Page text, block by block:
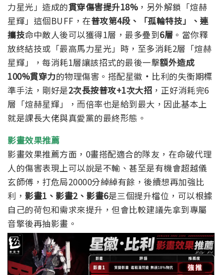
力星光」造成的貫穿傷害提升18%，另外解鎖「煊赫
星輝」這個BUFF，在普攻第4段、「孤輪特技」、連
攜技命中敵人後可以獲得1層，最多疊到6層 。當你釋
放終結技或「最高馬力星光」時，至多消耗2層「煊赫
星輝」，每消耗1層讓該招式的最後一擊額外造成
100%貫穿力的物理傷害。 搭配星徽·比利的失衡期標
準手法，剛好是2次長按普攻+1次大招 ，正好消耗完6
層「煊赫星輝」，而倍率也是給到最大，因此基本上
就是課長大佬與真愛黨的最終形態。
影畫效果推薦
影畫效果推薦方面，0畫搭配適合的隊友，在命破代理
人的傷害表現上可以說是不輸、甚至是有機會超越儀
玄師傅，打危局20000分綽綽有餘，後續想再加強比
利， 影畫1、影畫2、影畫6是三個提升檔位，可以根據
自己的荷包和需求來提升，但會比較建議先拿到專屬
音擎後再抽影畫。